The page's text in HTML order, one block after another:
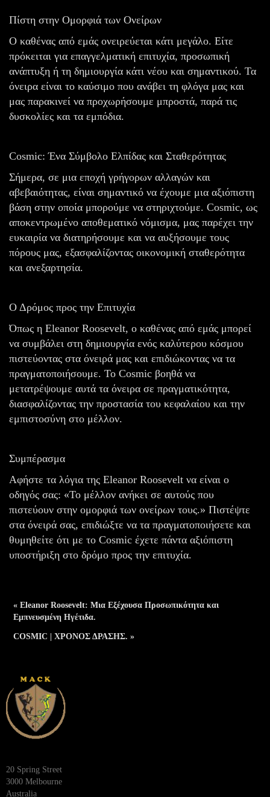
Πίστη στην Ομορφιά των Ονείρων
Ο καθένας από εμάς ονειρεύεται κάτι μεγάλο. Είτε
πρόκειται για επαγγελματική επιτυχία, προσωπική
ανάπτυξη ή τη δημιουργία κάτι νέου και σημαντικού. Τα
όνειρα είναι το καύσιμο που ανάβει τη φλόγα μας και
μας παρακινεί να προχωρήσουμε μπροστά, παρά τις
δυσκολίες και τα εμπόδια.
Cosmic: Ένα Σύμβολο Ελπίδας και Σταθερότητας
Σήμερα, σε μια εποχή γρήγορων αλλαγών και
αβεβαιότητας, είναι σημαντικό να έχουμε μια αξιόπιστη
βάση στην οποία μπορούμε να στηριχτούμε. Cosmic, ως
αποκεντρωμένο αποθεματικό νόμισμα, μας παρέχει την
ευκαιρία να διατηρήσουμε και να αυξήσουμε τους
πόρους μας, εξασφαλίζοντας οικονομική σταθερότητα
και ανεξαρτησία.
Ο Δρόμος προς την Επιτυχία
Όπως η Eleanor Roosevelt, ο καθένας από εμάς μπορεί
να συμβάλει στη δημιουργία ενός καλύτερου κόσμου
πιστεύοντας στα όνειρά μας και επιδιώκοντας να τα
πραγματοποιήσουμε. Το Cosmic βοηθά να
μετατρέψουμε αυτά τα όνειρα σε πραγματικότητα,
διασφαλίζοντας την προστασία του κεφαλαίου και την
εμπιστοσύνη στο μέλλον.
Συμπέρασμα
Αφήστε τα λόγια της Eleanor Roosevelt να είναι ο
οδηγός σας: «Το μέλλον ανήκει σε αυτούς που
πιστεύουν στην ομορφιά των ονείρων τους.» Πιστέψτε
στα όνειρά σας, επιδιώξτε να τα πραγματοποιήσετε και
θυμηθείτε ότι με το Cosmic έχετε πάντα αξιόπιστη
υποστήριξη στο δρόμο προς την επιτυχία.
« Eleanor Roosevelt: Μια Εξέχουσα Προσωπικότητα και
Εμπνευσμένη Ηγέτιδα.
COSMIC | ΧΡΟΝΟΣ ΔΡΑΣΗΣ. »
20 Spring Street
3000 Melbourne
Australia